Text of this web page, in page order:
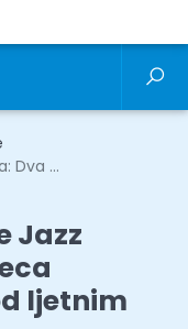
Dva ...
Jazz
ljetnim